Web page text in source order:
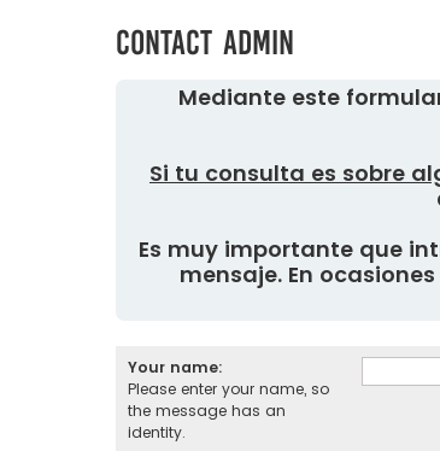
Contact Admin
Mediante este
Si tu consulta es sobre
Es muy importante que
mensaje. En
Your name:
Please enter your name, so
the message has an
identity.